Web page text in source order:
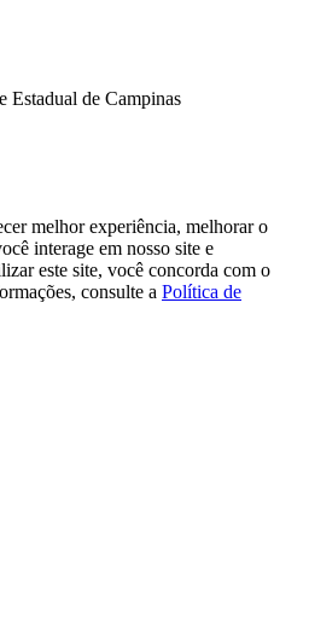
de Campinas
melhor experiência, melhorar o
interage em nosso site e
este site, você concorda com o
consulte a Política de